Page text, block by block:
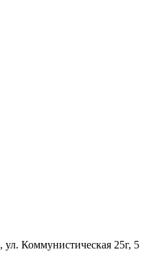
, ул. Коммунистическая 25г, 5